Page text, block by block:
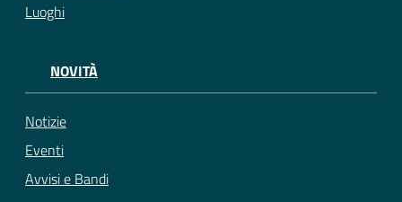
Luoghi
NOVITÀ
Notizie
Eventi
Avvisi e Bandi